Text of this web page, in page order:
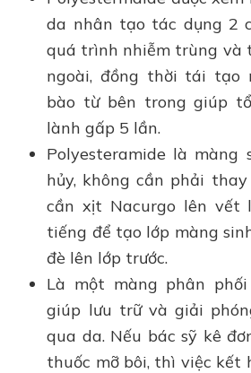
da nhân tạo tác dụng 2
quá trình nhiễm trùng và
ngoài, đồng thời tái tạo
bào từ bên trong giúp
lành gấp 5 lần.
Polyesteramide là màng
hủy, không cần phải
cần xịt Nacurgo lên vết
tiếng để tạo lớp màng
đè lên lớp trước.
Là một màng phân
giúp lưu trữ và giải
qua da. Nếu bác sỹ kê
thuốc mỡ bôi, thì việc kết